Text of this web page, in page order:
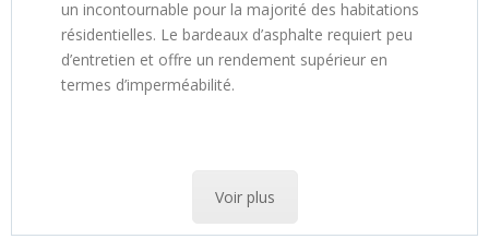
un incontournable pour la majorité des habitations
résidentielles. Le bardeaux d’asphalte requiert peu
d’entretien et offre un rendement supérieur en
termes d’imperméabilité.
Voir plus